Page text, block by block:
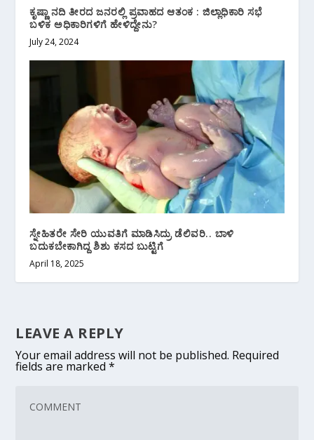
ಕೃಷ್ಣಾ ನದಿ ತೀರದ ಜನರಲ್ಲಿ ಪ್ರವಾಹದ ಆತಂಕ : ಜಿಲ್ಲಾಧಿಕಾರಿ ಸಭೆ
ಬಳಿಕ ಅಧಿಕಾರಿಗಳಿಗೆ ಹೇಳಿದ್ದೇನು?
July 24, 2024
ಸ್ನೇಹಿತರೇ ಸೇರಿ ಯುವತಿಗೆ ಮಾಡಿಸಿದ್ರು ಡೆಲಿವರಿ.. ಬಾಳಿ
ಬದುಕಬೇಕಾಗಿದ್ದ ಶಿಶು ಕಸದ ಬುಟ್ಟಿಗೆ
April 18, 2025
LEAVE A REPLY
Your email address will not be published. Required
fields are marked*